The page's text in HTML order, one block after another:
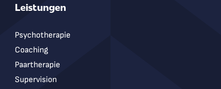
Leistungen
Psychotherapie
Coaching
Paartherapie
Supervision